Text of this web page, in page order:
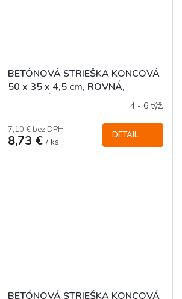
BETÓNOVÁ STRIEŠKA KONCOVÁ
50 x 35 x 4,5 cm, ROVNÁ,
4 - 6 týž.
7,10 € bez DPH
8,73 € / ks
DETAIL
BETÓNOVÁ STRIEŠKA KONCOVÁ